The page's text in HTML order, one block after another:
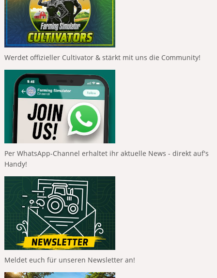
Werdet offizieller Cultivator & stärkt mit uns die Community!
Per WhatsApp-Channel erhaltet ihr aktuelle News - direkt auf's
Handy!
Meldet euch für unseren Newsletter an!